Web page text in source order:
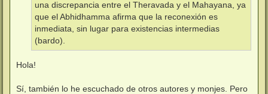
una discrepancia entre el Theravada y el Mahayana, ya
que el Abhidhamma afirma que la reconexión es
inmediata, sin lugar para existencias intermedias
(bardo).
Hola!
Sí, también lo he escuchado de otros autores y monjes. Pero